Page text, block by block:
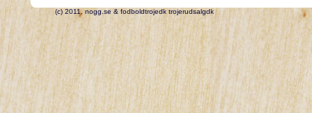
(c) 2011, nogg.se & fodboldtrojedk trojerudsalgdk